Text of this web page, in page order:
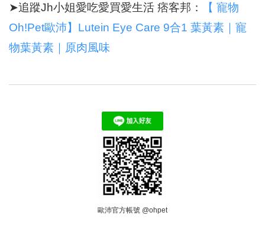
➤追蹤Jh小姐愛吃愛買愛生活 痞客邦：
【 寵物
Oh!Pet歐沛】Lutein Eye Care 9合1 葉黃素｜寵
物葉黃素｜原肉風味
歐沛官方帳號 @ohpet